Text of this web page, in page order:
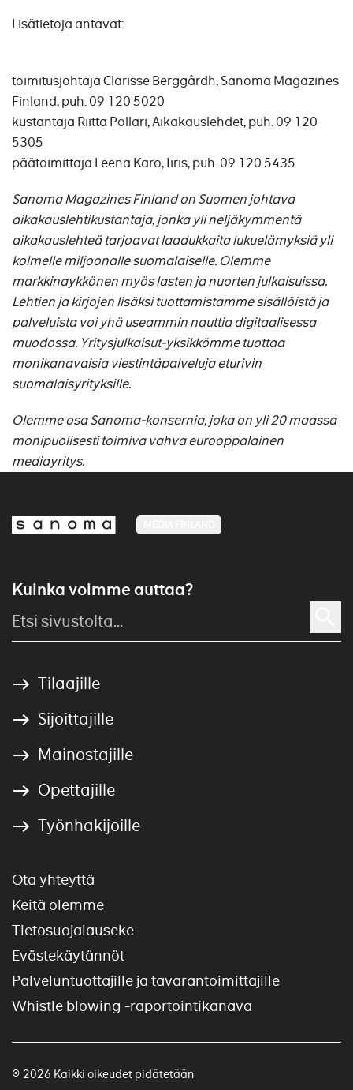
Lisätietoja antavat:
toimitusjohtaja Clarisse Berggårdh, Sanoma Magazines
Finland, puh. 09 120 5020
kustantaja Riitta Pollari, Aikakauslehdet, puh. 09 120
5305
päätoimittaja Leena Karo, Iiris, puh. 09 120 5435
Sanoma Magazines Finland on Suomen johtava
aikakauslehtikustantaja, jonka yli neljäkymmentä
aikakauslehteä tarjoavat laadukkaita lukuelämyksiä yli
kolmelle miljoonalle suomalaiselle. Olemme
markkinaykkönen myös lasten ja nuorten julkaisuissa.
Lehtien ja kirjojen lisäksi tuottamistamme sisällöistä ja
palveluista voi yhä useammin nauttia digitaalisessa
muodossa. Yritysjulkaisut-yksikkömme tuottaa
monikanavaisia viestintäpalveluja eturivin
suomalaisyrityksille.
Olemme osa Sanoma-konsernia, joka on yli 20 maassa
monipuolisesti toimiva vahva eurooppalainen
mediayritys.
Kuinka voimme auttaa?
Tilaajille
Sijoittajille
Mainostajille
Opettajille
Työnhakijoille
Ota yhteyttä
Keitä olemme
Tietosuojalauseke
Evästekäytännöt
Palveluntuottajille ja tavarantoimittajille
Whistle blowing -raportointikanava
© 2026 Kaikki oikeudet pidätetään